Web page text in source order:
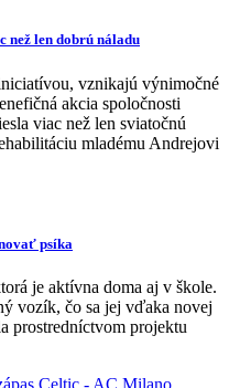
než len dobrú náladu
vznikajú výnimočné
akcia spoločnosti
viac než len sviatočnú
mladému Andrejovi
psíka
je aktívna doma aj v škole.
vozík, čo sa jej vďaka novej
prostredníctvom projektu